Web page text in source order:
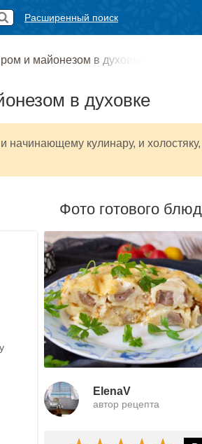
Расширенный поиск
и майонезом в духовке
в духовке
начинающему кулинару, и
Фото готового
ElenaV
автор рецепта